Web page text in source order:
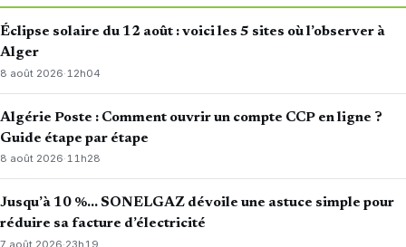
Éclipse solaire du 12 août : voici les 5 sites où l’observer à
Alger
8 août 2026·12h04
Algérie Poste : Comment ouvrir un compte CCP en ligne ?
Guide étape par étape
8 août 2026·11h28
Jusqu’à 10 %… SONELGAZ dévoile une astuce simple pour
réduire sa facture d’électricité
7 août 2026·23h19